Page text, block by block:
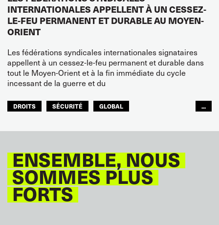
INTERNATIONALES APPELLENT À UN CESSEZ-
LE-FEU PERMANENT ET DURABLE AU MOYEN-
ORIENT
Les fédérations syndicales internationales signataires
appellent à un cessez-le-feu permanent et durable dans
tout le Moyen-Orient et à la fin immédiate du cycle
incessant de la guerre et du
DROITS SÉCURITÉ
GLOBAL
...
ENSEMBLE, NOUS
SOMMES PLUS
FORTS